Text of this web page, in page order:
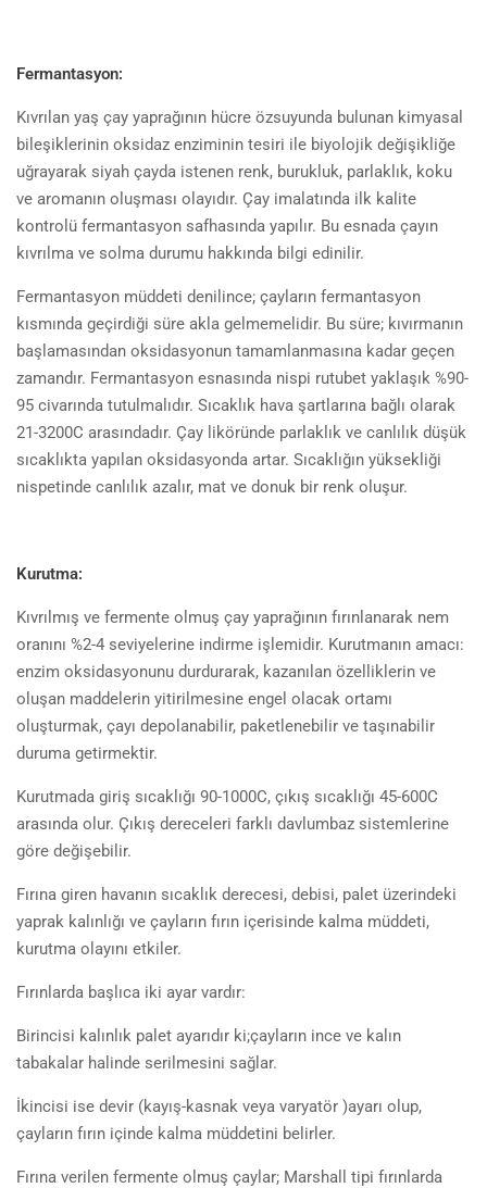
Fermantasyon:
Kıvrılan yaş çay yaprağının hücre özsuyunda bulunan kimyasal
bileşiklerinin oksidaz enziminin tesiri ile biyolojik değişikliğe
uğrayarak siyah çayda istenen renk, burukluk, parlaklık, koku
ve aromanın oluşması olayıdır. Çay imalatında ilk kalite
kontrolü fermantasyon safhasında yapılır. Bu esnada çayın
kıvrılma ve solma durumu hakkında bilgi edinilir.
Fermantasyon müddeti denilince; çayların fermantasyon
kısmında geçirdiği süre akla gelmemelidir. Bu süre; kıvırmanın
başlamasından oksidasyonun tamamlanmasına kadar geçen
zamandır. Fermantasyon esnasında nispi rutubet yaklaşık %90-
95 civarında tutulmalıdır. Sıcaklık hava şartlarına bağlı olarak
21-3200C arasındadır. Çay liköründe parlaklık ve canlılık düşük
sıcaklıkta yapılan oksidasyonda artar. Sıcaklığın yüksekliği
nispetinde canlılık azalır, mat ve donuk bir renk oluşur.
Kurutma:
Kıvrılmış ve fermente olmuş çay yaprağının fırınlanarak nem
oranını %2-4 seviyelerine indirme işlemidir. Kurutmanın amacı:
enzim oksidasyonunu durdurarak, kazanılan özelliklerin ve
oluşan maddelerin yitirilmesine engel olacak ortamı
oluşturmak, çayı depolanabilir, paketlenebilir ve taşınabilir
duruma getirmektir.
Kurutmada giriş sıcaklığı 90-1000C, çıkış sıcaklığı 45-600C
arasında olur. Çıkış dereceleri farklı davlumbaz sistemlerine
göre değişebilir.
Fırına giren havanın sıcaklık derecesi, debisi, palet üzerindeki
yaprak kalınlığı ve çayların fırın içerisinde kalma müddeti,
kurutma olayını etkiler.
Fırınlarda başlıca iki ayar vardır:
Birincisi kalınlık palet ayarıdır ki;çayların ince ve kalın
tabakalar halinde serilmesini sağlar.
İkincisi ise devir (kayış-kasnak veya varyatör )ayarı olup,
çayların fırın içinde kalma müddetini belirler.
Fırına verilen fermente olmuş çaylar; Marshall tipi fırınlarda